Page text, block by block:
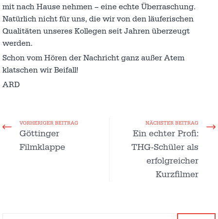
mit nach Hause nehmen – eine echte Überraschung.
Natürlich nicht für uns, die wir von den läuferischen
Qualitäten unseres Kollegen seit Jahren überzeugt
werden.
Schon vom Hören der Nachricht ganz außer Atem
klatschen wir Beifall!
ARD
VORHERIGER BEITRAG
Göttinger
Filmklappe
NÄCHSTER BEITRAG
Ein echter Profi:
THG-Schüler als
erfolgreicher
Kurzfilmer